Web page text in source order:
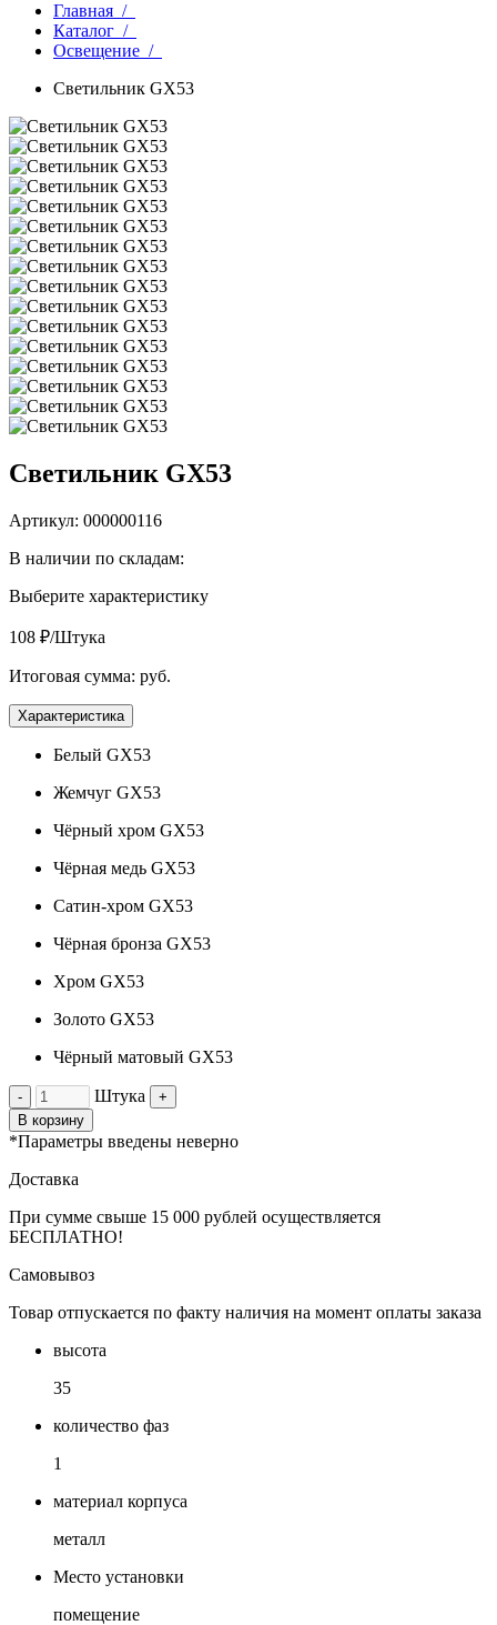
Главная /
Каталог /
Освещение /
Светильник GX53
Светильник GX53
Артикул: 000000116
В наличии по складам:
Выберите характеристику
108 ₽/Штука
Итоговая сумма: руб.
Характеристика
Белый GX53
Жемчуг GX53
Чёрный хром GX53
Чёрная медь GX53
Сатин-хром GX53
Чёрная бронза GX53
Хром GX53
Золото GX53
Чёрный матовый GX53
- Штука
+
В корзину
*Параметры введены неверно
Доставка
При сумме свыше 15 000 рублей осуществляется
БЕСПЛАТНО!
Самовывоз
Товар отпускается по факту наличия на момент оплаты заказа
высота
35
количество фаз
1
материал корпуса
металл
Место установки
помещение